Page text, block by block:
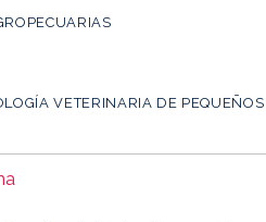
VETERINARIA DE